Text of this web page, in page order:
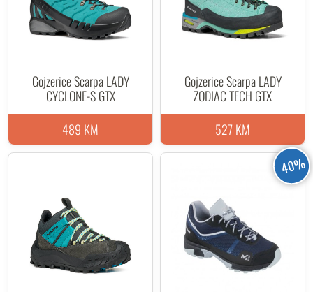
Gojzerice Scarpa LADY
CYCLONE-S GTX
489 KM
Gojzerice Scarpa LADY
ZODIAC TECH GTX
527 KM
40%